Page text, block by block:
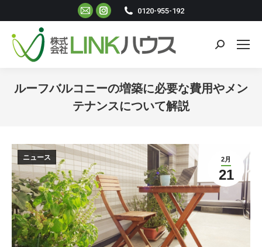
Mail
ペ
ー
ジ
新
し
ィ
ン
ド
ウ
で
開
き
Instagram
ペ
ー
ジ
新
し
ィ
ン
ド
ウ
で
開
き
0120-955-192
検
ルーフバルコニーの増築に必要な費用やメン
テナンスについて解説
2月
21
ニュース